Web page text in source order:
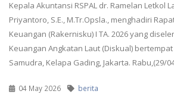
Kepala Akuntansi RSPAL dr. Ramelan Letkol
Priyantoro, S.E., M.Tr.Opsla., menghadiri
Keuangan (Rakernisku) I TA. 2026 yang
Keuangan Angkatan Laut (Diskual)
Samudra, Kelapa Gading, Jakarta. Rabu,(29/
04 May 2026 berita